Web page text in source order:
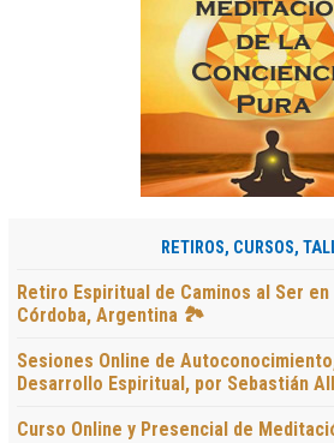
RETIROS, CURSOS,
Retiro Espiritual de Caminos al Ser
Córdoba, Argentina 🏞️
Sesiones Online de
Desarrollo Espiritual, por Sebastián
Curso Online y Presencial de